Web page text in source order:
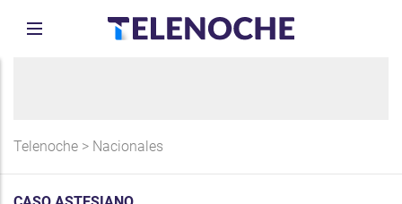
Telenoche > Nacionales